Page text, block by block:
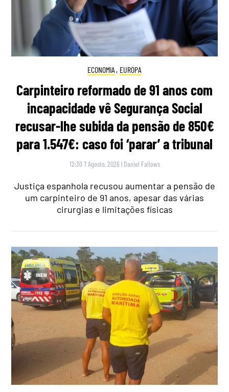
ECONOMIA , EUROPA
Carpinteiro reformado de 91 anos com
incapacidade vê Segurança Social
recusar-lhe subida da pensão de 850€
para 1.547€: caso foi ‘parar’ a tribunal
12:30 7 Agosto, 2026 | Daniel Fallows
Justiça espanhola recusou aumentar a pensão de
um carpinteiro de 91 anos, apesar das várias
cirurgias e limitações físicas